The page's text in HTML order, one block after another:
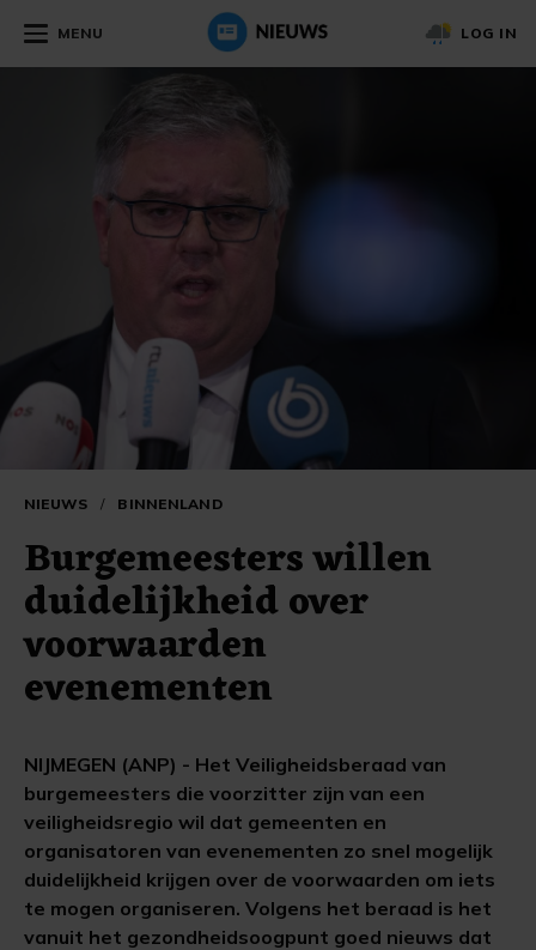
MENU LOG IN
NIEUWS / BINNENLAND
Burgemeesters willen
duidelijkheid over
voorwaarden
evenementen
NIJMEGEN (ANP) - Het Veiligheidsberaad van
burgemeesters die voorzitter zijn van een
veiligheidsregio wil dat gemeenten en
organisatoren van evenementen zo snel mogelijk
duidelijkheid krijgen over de voorwaarden om iets
te mogen organiseren. Volgens het beraad is het
vanuit het gezondheidsoogpunt goed nieuws dat